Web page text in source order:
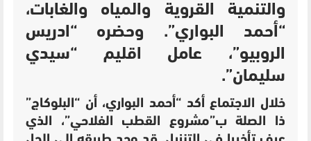
والتنمية القروية والمياه والغابات،
“أحمد البواري”. وحضره “ادريس
الروبيو”، عامل اقليم “سيدي
سليمان”.
خلال الاجتماع أكد “أحمد البواري، أن “البلوكاج”
ذا الصلة ب”مشروع القطب الفلاحي”، الذي